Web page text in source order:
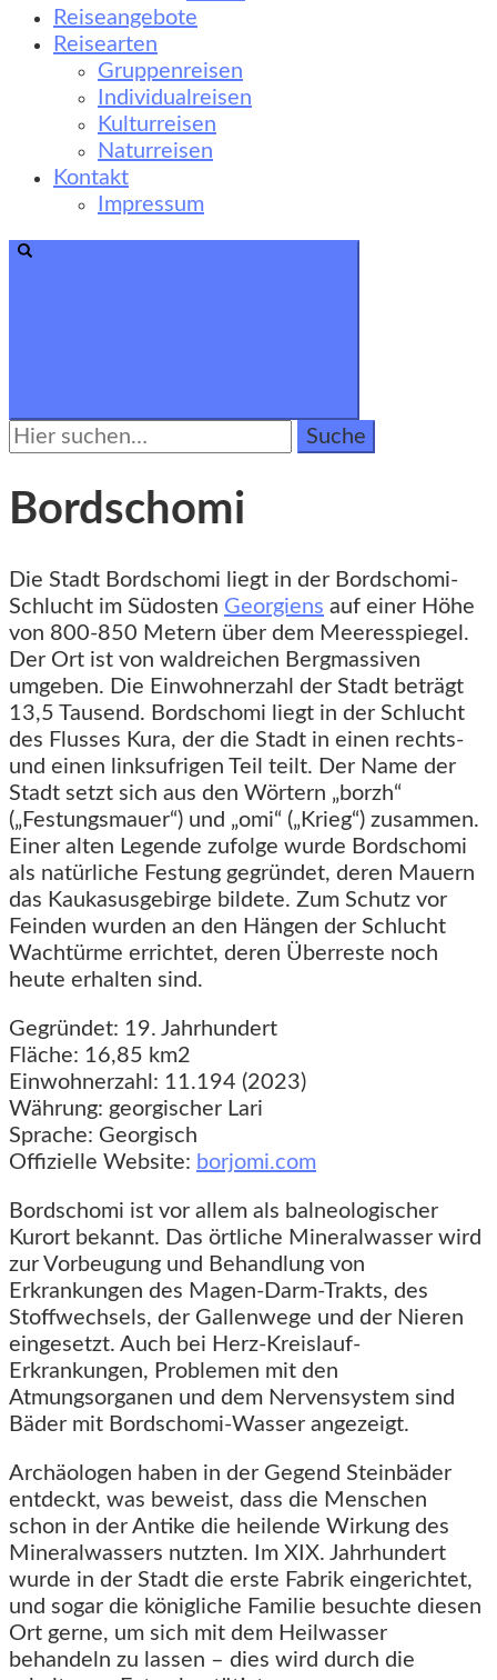
Reiseangebote
Reisearten
Gruppenreisen
Individualreisen
Kulturreisen
Naturreisen
Kontakt
Impressum
Suche
nach:
Bordschomi
Die Stadt Bordschomi liegt in der Bordschomi-
Schlucht im Südosten Georgiens auf einer Höhe
von 800-850 Metern über dem Meeresspiegel.
Der Ort ist von waldreichen Bergmassiven
umgeben. Die Einwohnerzahl der Stadt beträgt
13,5 Tausend. Bordschomi liegt in der Schlucht
des Flusses Kura, der die Stadt in einen rechts-
und einen linksufrigen Teil teilt. Der Name der
Stadt setzt sich aus den Wörtern „borzh“
(„Festungsmauer“) und „omi“ („Krieg“) zusammen.
Einer alten Legende zufolge wurde Bordschomi
als natürliche Festung gegründet, deren Mauern
das Kaukasusgebirge bildete. Zum Schutz vor
Feinden wurden an den Hängen der Schlucht
Wachtürme errichtet, deren Überreste noch
heute erhalten sind.
Gegründet: 19. Jahrhundert
Fläche: 16,85 km2
Einwohnerzahl: 11.194 (2023)
Währung: georgischer Lari
Sprache: Georgisch
Offizielle Website: borjomi.com
Bordschomi ist vor allem als balneologischer
Kurort bekannt. Das örtliche Mineralwasser wird
zur Vorbeugung und Behandlung von
Erkrankungen des Magen-Darm-Trakts, des
Stoffwechsels, der Gallenwege und der Nieren
eingesetzt. Auch bei Herz-Kreislauf-
Erkrankungen, Problemen mit den
Atmungsorganen und dem Nervensystem sind
Bäder mit Bordschomi-Wasser angezeigt.
Archäologen haben in der Gegend Steinbäder
entdeckt, was beweist, dass die Menschen
schon in der Antike die heilende Wirkung des
Mineralwassers nutzten. Im XIX. Jahrhundert
wurde in der Stadt die erste Fabrik eingerichtet,
und sogar die königliche Familie besuchte diesen
Ort gerne, um sich mit dem Heilwasser
behandeln zu lassen – dies wird durch die